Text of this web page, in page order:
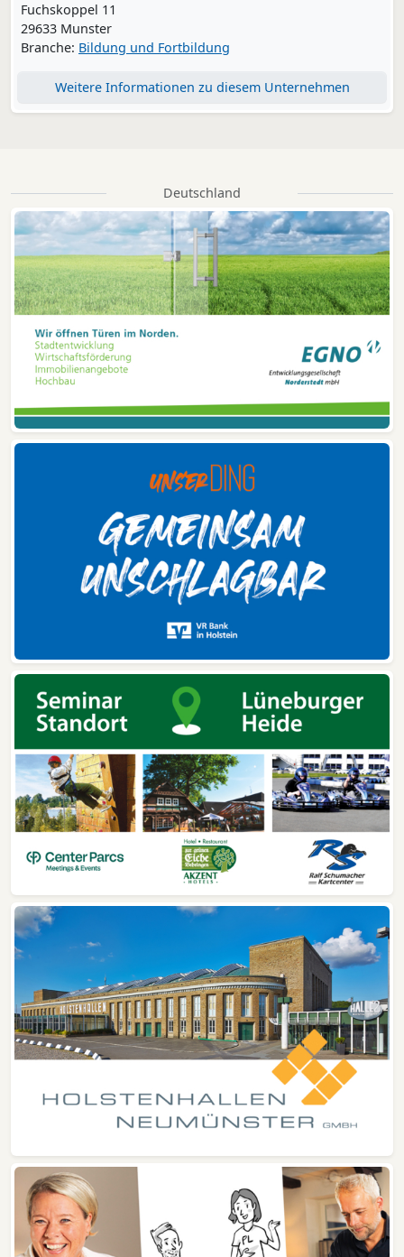
Fuchskoppel 11
29633 Munster
Branche: Bildung und Fortbildung
Weitere Informationen zu diesem Unternehmen
Deutschland